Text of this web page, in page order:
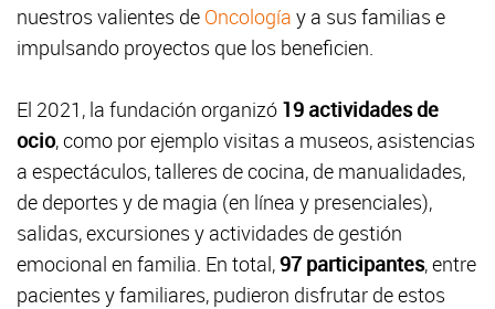
nuestros valientes de Oncología y a sus familias e
impulsando proyectos que los beneficien.
El 2021, la fundación organizó 19 actividades de
ocio, como por ejemplo visitas a museos, asistencias
a espectáculos, talleres de cocina, de manualidades,
de deportes y de magia (en línea y presenciales),
salidas, excursiones y actividades de gestión
emocional en familia. En total,97 participantes, entre
pacientes y familiares, pudieron disfrutar de estos